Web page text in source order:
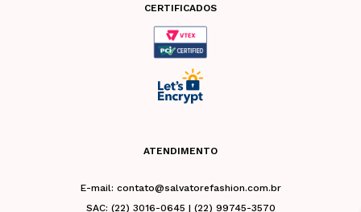
CERTIFICADOS
ATENDIMENTO
E-mail: contato@salvatorefashion.com.br
SAC: (22) 3016-0645 | (22) 99745-3570